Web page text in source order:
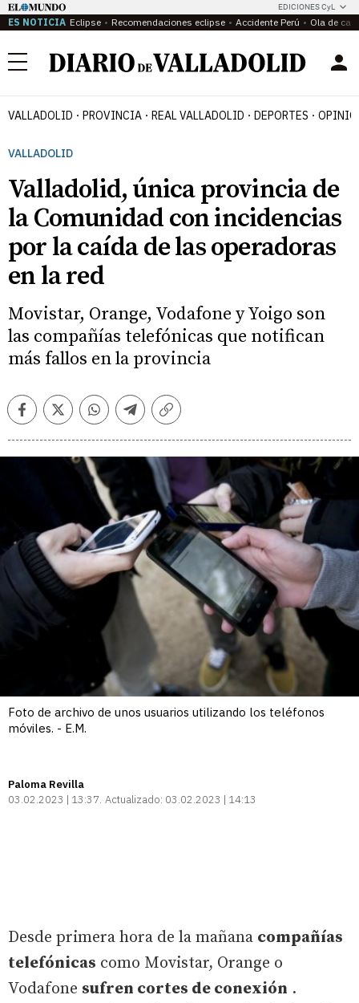
EDICIONES CyL
ES NOTICIA Eclipse Recomendaciones eclipse Accidente Perú Ola de
Menú
VALLADOLID PROVINCIA REAL VALLADOLID DEPORTES
VALLADOLID
Valladolid, única provincia de
la Comunidad con incidencias
por la caída de las operadoras
en la red
Movistar, Orange, Vodafone y Yoigo son
las compañías telefónicas que notifican
más fallos en la provincia
FacebookTwitterWhatsappTelegramCopiar
Foto de archivo de unos usuarios utilizando los teléfonos
móviles. - E.M.
Paloma Revilla
03.02.2023 | 13:37 Actualizado: 03.02.2023 | 14:13
Desde primera hora de la mañana compañías
telefónicas como Movistar, Orange o
Vodafone sufren cortes de conexión .